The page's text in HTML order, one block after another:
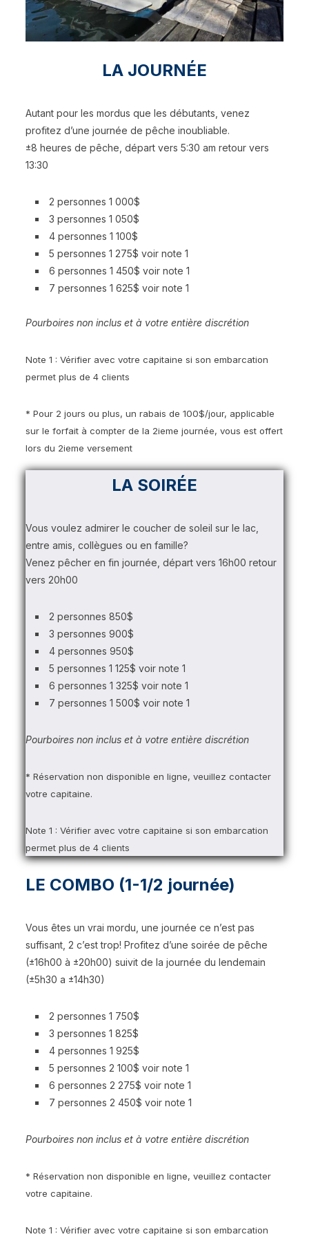
LA JOURNÉE
Autant pour les mordus que les débutants, venez
profitez d’une journée de pêche inoubliable.
±8 heures de pêche, départ vers 5:30 am retour vers
13:30
2 personnes 1 000$
3 personnes 1 050$
4 personnes 1 100$
5 personnes 1 275$ voir note 1
6 personnes 1 450$ voir note 1
7 personnes 1 625$ voir note 1
Pourboires non inclus et à votre entière discrétion
Note 1 : Vérifier avec votre capitaine si son embarcation
permet plus de 4 clients
* Pour 2 jours ou plus, un rabais de 100$/jour, applicable
sur le forfait à compter de la 2ieme journée, vous est offert
lors du 2ieme versement
LA SOIRÉE
Vous voulez admirer le coucher de soleil sur le lac,
entre amis, collègues ou en famille?
Venez pêcher en fin journée, départ vers 16h00 retour
vers 20h00
2 personnes 850$
3 personnes 900$
4 personnes 950$
5 personnes 1 125$ voir note 1
6 personnes 1 325$ voir note 1
7 personnes 1 500$ voir note 1
Pourboires non inclus et à votre entière discrétion
* Réservation non disponible en ligne, veuillez contacter
votre capitaine.
Note 1 : Vérifier avec votre capitaine si son embarcation
permet plus de 4 clients
LE COMBO (1-1/2 journée)
Vous êtes un vrai mordu, une journée ce n’est pas
suffisant, 2 c’est trop! Profitez d’une soirée de pêche
(±16h00 à ±20h00) suivit de la journée du lendemain
(±5h30 a ±14h30)
2 personnes 1 750$
3 personnes 1 825$
4 personnes 1 925$
5 personnes 2 100$ voir note 1
6 personnes 2 275$ voir note 1
7 personnes 2 450$ voir note 1
Pourboires non inclus et à votre entière discrétion
* Réservation non disponible en ligne, veuillez contacter
votre capitaine.
Note 1 : Vérifier avec votre capitaine si son embarcation